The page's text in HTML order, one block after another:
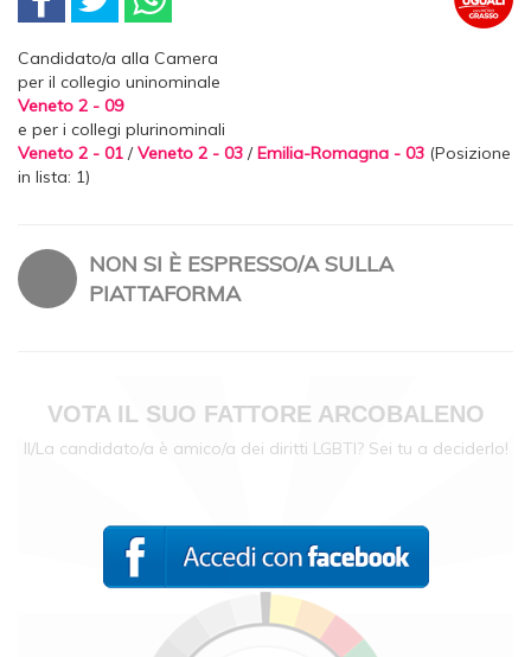
Candidato/a alla Camera
per il collegio uninominale
Veneto 2 - 09
e per i collegi plurinominali
Veneto 2 - 01 /Veneto 2 - 03 /Emilia-Romagna - 03 (Posizione
in lista: 1)
NON SI È ESPRESSO/A SULLA
PIATTAFORMA
VOTA IL SUO FATTORE ARCOBALENO
Il/La candidato/a è amico/a dei diritti LGBTI? Sei tu a deciderlo!